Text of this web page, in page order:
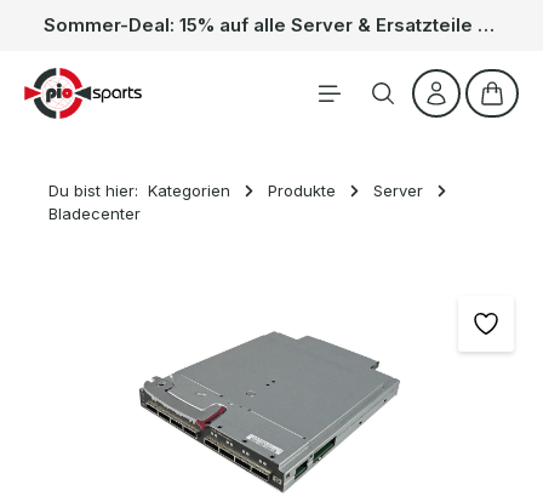
Zum Hauptinhalt springen Sommer-Deal: 15% auf alle Server & Ersatzteile – Kein Code nötig, der Rabatt wird automatisch im Warenkorb abgezogen. Gültig vom 01.06. bis 31.08.
Du bist hier: Kategorien Produkte
Server
Bladecenter